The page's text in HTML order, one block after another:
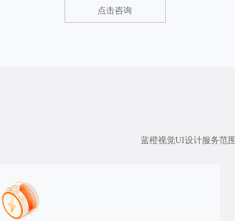
点击咨询
蓝橙视觉UI设计服务范